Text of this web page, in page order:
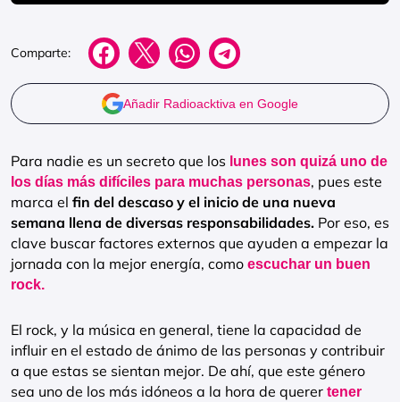
Comparte:
Añadir Radioacktiva en Google
Para nadie es un secreto que los lunes son quizá uno de
los días más difíciles para muchas personas, pues este
marca el fin del descaso y el inicio de una nueva
semana llena de diversas responsabilidades. Por eso, es
clave buscar factores externos que ayuden a empezar la
jornada con la mejor energía, como escuchar un buen
rock.
El rock, y la música en general, tiene la capacidad de
influir en el estado de ánimo de las personas y contribuir
a que estas se sientan mejor. De ahí, que este género
sea uno de los más idóneos a la hora de querer tener